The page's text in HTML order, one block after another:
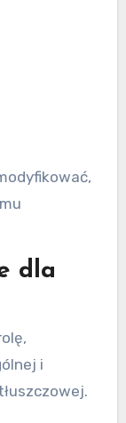
dla
i